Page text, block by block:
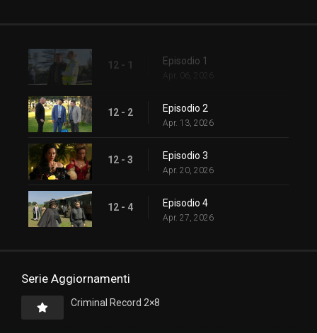
12 - 1 Episodio 1
Apr. 06, 2026
12 - 2 Episodio 2
Apr. 13, 2026
12 - 3 Episodio 3
Apr. 20, 2026
12 - 4 Episodio 4
Apr. 27, 2026
Serie Aggiornamenti
Criminal Record 2×8